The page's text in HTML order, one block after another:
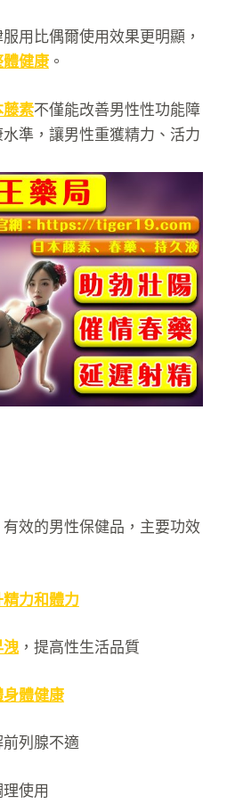
用比偶爾使用效果更明顯，
健康。
素不僅能改善男性性功能障
準，讓男性重獲精力、活力
效的男性保健品，主要功效
力和體力
，提高性生活品質
體健康
列腺不適
使用